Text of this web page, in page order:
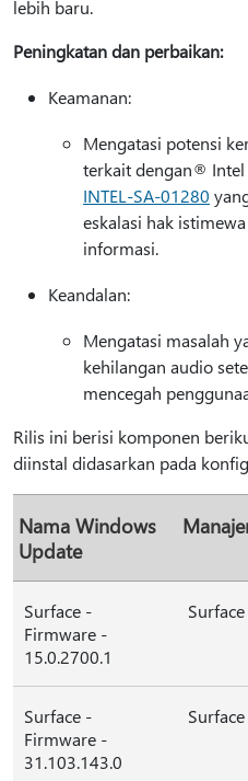
lebih baru.
Peningkatan dan perbaikan:
Keamanan:
Mengatasi potensi
terkait dengan®
INTEL-SA-01280
eskalasi hak
informasi.
Keandalan:
Mengatasi masalah
kehilangan audio
mencegah
Rilis ini berisi komponen
diinstal didasarkan pada
Nama Windows
Update
Surface -
Firmware -
15.0.2700.1
Surface -
Firmware -
31.103.143.0